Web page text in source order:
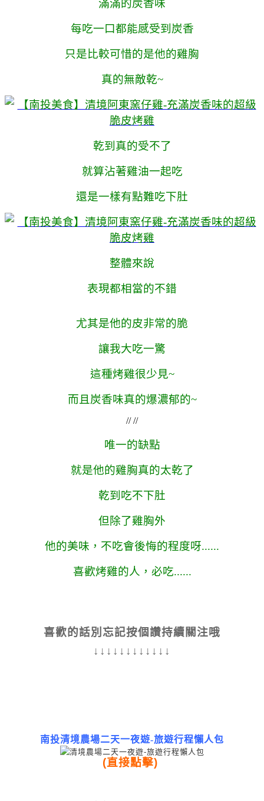
滿滿的炭香味
每吃一口都能感受到炭香
只是比較可惜的是他的雞胸
真的無敵乾~
乾到真的受不了
就算沾著雞油一起吃
還是一樣有點難吃下肚
整體來說
表現都相當的不錯
尤其是他的皮非常的脆
讓我大吃一驚
這種烤雞很少見~
而且炭香味真的爆濃郁的~
// //
唯一的缺點
就是他的雞胸真的太乾了
乾到吃不下肚
但除了雞胸外
他的美味，不吃會後悔的程度呀......
喜歡烤雞的人，必吃......
喜歡的話別忘記按個讚持續關注哦
↓↓↓↓↓↓↓↓↓↓↓↓
南投清境農場二天一夜遊-旅遊行程懶人包
(直接點擊)